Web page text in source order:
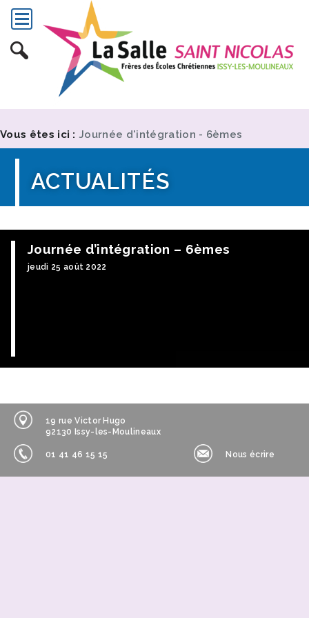
Vous êtes ici : Journée d'intégration - 6èmes
ACTUALITÉS
Journée d’intégration – 6èmes
jeudi 25 août 2022
19 rue Victor Hugo
92130 Issy-les-Moulineaux
01 41 46 15 15 Nous écrire